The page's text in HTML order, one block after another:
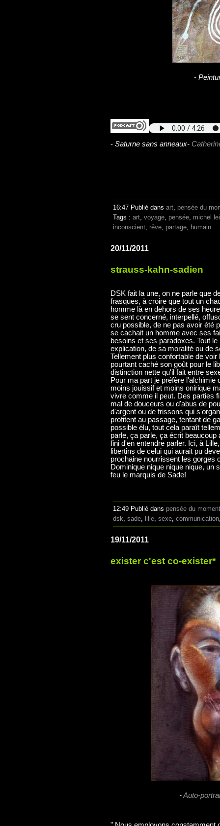
-
- Saturne sans anneaux-
16:47 Publié dans art, pensée du
Tags : art, voyage, pensée, michel
inconscient, rêve, partage, humain
20/11/2011
strauss-kahn-sadien
DSK fait la une, on ne parle que
frasques, à croire que tout un
homme là en dehors de ses
se sent concerné, interpellé,
cru possible, de ne pas avoir été
se cachait un homme avec ses
besoins et ses paradoxes. Tout
explication, de sa moralité ou de
Tellement plus confortable de
pourtant caché son goût pour le
distinction nette qu'il fait entre
Pour ma part je préfère
moins jouissif et moins onirique
vivre comme il peut. Des parties
mal de douceurs ou d'abus de
d'argent ou de frissons qui
profitent au passage, tentant de
possible élu, tout cela paraît
parle, ça parle, ça écrit
fini d'en entendre parler. Ici, à
libertins de celui qui aurait pu
prochaine nourrissent les gorges
Dominique nique nique nique, un
feu le marquis de Sade!
12:49 Publié dans pensée du moment
dsk, sade, lille, sexe, communication
19/11/2011
exister c'est co-exister*
-Auto-